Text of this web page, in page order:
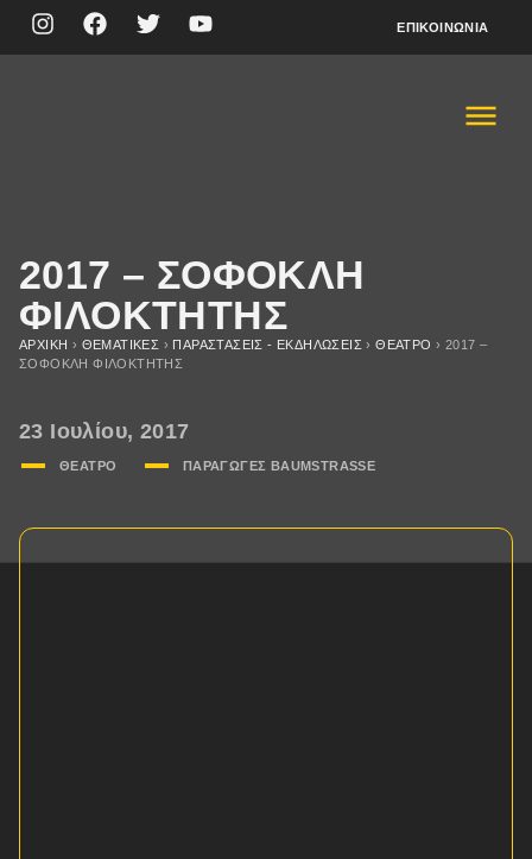
ΕΠΙΚΟΙΝΩΝΊΑ
2017 – ΣΟΦΟΚΛΗ
ΦΙΛΟΚΤΗΤΗΣ
ΑΡΧΙΚΉ › ΘΕΜΑΤΙΚΈΣ › ΠΑΡΑΣΤΆΣΕΙΣ - ΕΚΔΗΛΏΣΕΙΣ ›ΘΈΑΤΡΟ › 2017 –
ΣΟΦΟΚΛΗ ΦΙΛΟΚΤΗΤΗΣ
23 Ιουλίου, 2017
ΘΈΑΤΡΟ ΠΑΡΑΓΩΓΈΣ BAUMSTRASSE